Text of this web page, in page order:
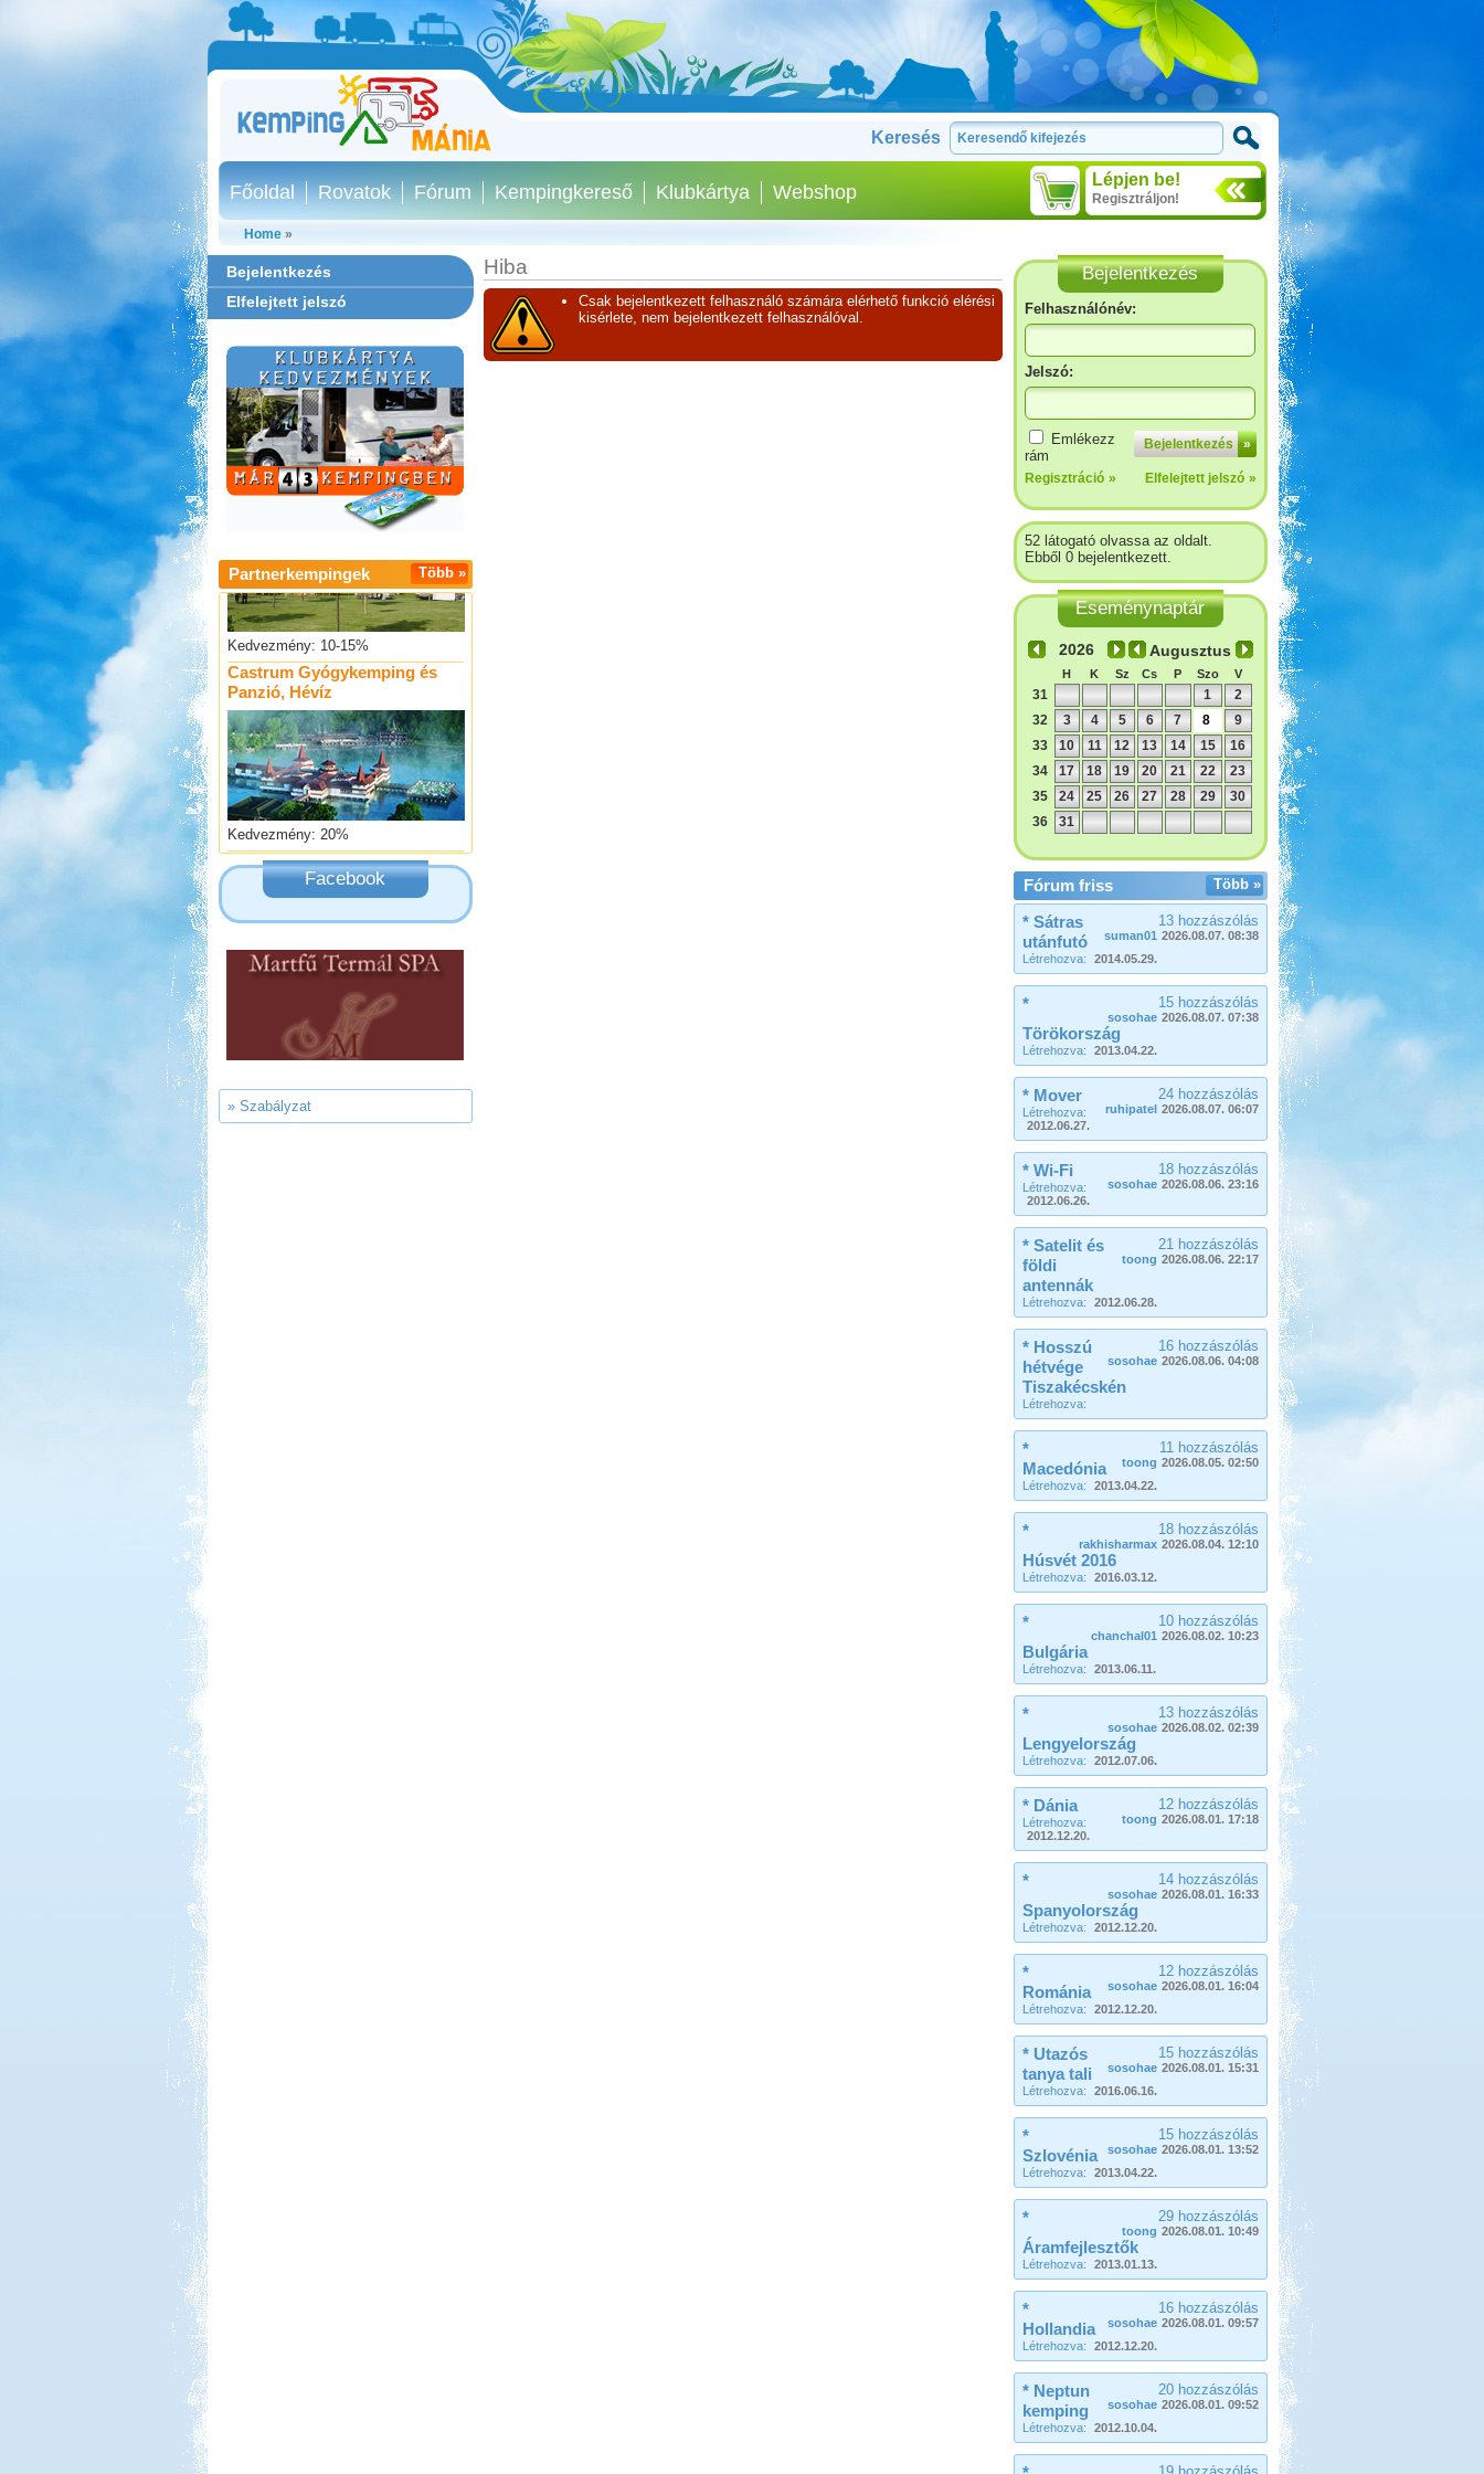
Keresés
Lépjen be!
Regisztráljon!
Főoldal Rovatok Fórum Kempingkereső Klubkártya Webshop
Home»
Bejelentkezés
Elfelejtett jelszó
Több »
Partnerkempingek
Thermál- és Strandfürdő
Kemping, Kiskőrös
Kedvezmény: 10-15%
Castrum Gyógykemping és
Panzió, Hévíz
Kedvezmény: 20%
Szentkút Kemping
Sárkány Wellness és
Gyógyfürdő Kemping
Facebook
» Szabályzat
Hiba
Csak bejelentkezett felhasználó számára elérhető funkció elérési
kisérlete, nem bejelentkezett felhasználóval.
Bejelentkezés
Felhasználónév:
Jelszó:
Bejelentkezés »
Emlékezz
rám
Regisztráció » Elfelejtett jelszó »
52 látogató olvassa az oldalt.
Ebből 0 bejelentkezett.
Eseménynaptár
Augusztus
H K Sz Cs P Szo V
31 1
2
32
3 4 5 6 7 8
9
33
10 11 12 13 14 15
16
34
17 18 19 20 21 22
23
35
24 25 26 27 28 29
30
36
31
Több »
Fórum friss
13 hozzászólás
suman01 2026.08.07. 08:38
* Sátras
utánfutó
Létrehozva: 2014.05.29.
15 hozzászólás
sosohae 2026.08.07. 07:38
*
Törökország
Létrehozva: 2013.04.22.
24 hozzászólás
ruhipatel 2026.08.07. 06:07
* Mover
Létrehozva:
2012.06.27.
18 hozzászólás
sosohae 2026.08.06. 23:16
* Wi-Fi
Létrehozva:
2012.06.26.
21 hozzászólás
toong 2026.08.06. 22:17
* Satelit és
földi
antennák
Létrehozva: 2012.06.28.
16 hozzászólás
sosohae 2026.08.06. 04:08
* Hosszú
hétvége
Tiszakécskén
Létrehozva:
11 hozzászólás
toong 2026.08.05. 02:50
*
Macedónia
Létrehozva: 2013.04.22.
18 hozzászólás
rakhisharmax 2026.08.04. 12:10
*
Húsvét 2016
Létrehozva: 2016.03.12.
10 hozzászólás
chanchal01 2026.08.02. 10:23
*
Bulgária
Létrehozva: 2013.06.11.
13 hozzászólás
sosohae 2026.08.02. 02:39
*
Lengyelország
Létrehozva: 2012.07.06.
12 hozzászólás
toong 2026.08.01. 17:18
* Dánia
Létrehozva:
2012.12.20.
14 hozzászólás
sosohae 2026.08.01. 16:33
*
Spanyolország
Létrehozva: 2012.12.20.
12 hozzászólás
sosohae 2026.08.01. 16:04
*
Románia
Létrehozva: 2012.12.20.
15 hozzászólás
sosohae 2026.08.01. 15:31
* Utazós
tanya tali
Létrehozva: 2016.06.16.
15 hozzászólás
sosohae 2026.08.01. 13:52
*
Szlovénia
Létrehozva: 2013.04.22.
29 hozzászólás
toong 2026.08.01. 10:49
*
Áramfejlesztők
Létrehozva: 2013.01.13.
16 hozzászólás
sosohae 2026.08.01. 09:57
*
Hollandia
Létrehozva: 2012.12.20.
20 hozzászólás
sosohae 2026.08.01. 09:52
* Neptun
kemping
Létrehozva: 2012.10.04.